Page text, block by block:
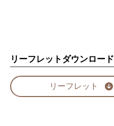
リーフレットダウンロード
リーフレット